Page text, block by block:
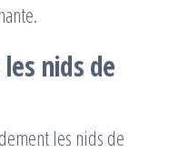
nids de
les nids de